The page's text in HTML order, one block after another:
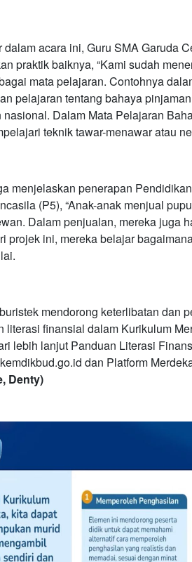
dalam acara ini, Guru SMA Garuda
praktik baiknya, “Kami sudah
mata pelajaran. Contohnya
pelajaran tentang bahaya
nasional. Dalam Mata Pelajaran
teknik tawar-menawar atau
menjelaskan penerapan
(P5), “Anak-anak menjual
Dalam penjualan, mereka juga
projek ini, mereka belajar
mendorong keterlibatan dan
literasi finansial dalam Kurikulum
lebih lanjut Panduan Literasi
dan Platform
Denty)